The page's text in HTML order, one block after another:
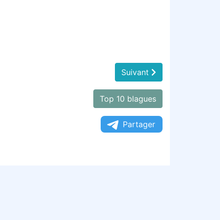
Suivant
Top 10 blagues
Partager